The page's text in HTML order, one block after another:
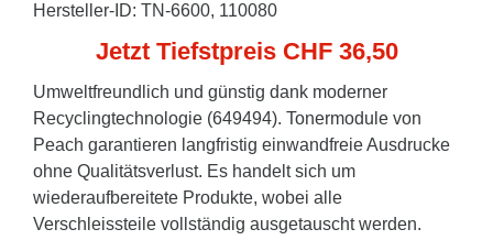
Hersteller-ID: TN-6600, 110080
Jetzt Tiefstpreis CHF 36,50
Umweltfreundlich und günstig dank moderner
Recyclingtechnologie (649494). Tonermodule von
Peach garantieren langfristig einwandfreie Ausdrucke
ohne Qualitätsverlust. Es handelt sich um
wiederaufbereitete Produkte, wobei alle
Verschleissteile vollständig ausgetauscht werden.